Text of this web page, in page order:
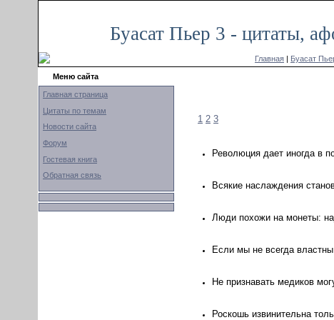
Буасат Пьер 3 - цитаты,
Главная | Буасат
Меню сайта
Главная страница
Цитаты по темам
Новости сайта
Форум
Гостевая книга
Обратная связь
1 2 3
Революция дает иногда в
Всякие наслаждения
Люди похожи на монеты:
Если мы не всегда
Не признавать медиков
Роскошь извинительна